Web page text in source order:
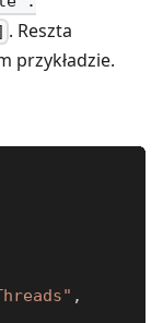
. Reszta
przykładzie.
,